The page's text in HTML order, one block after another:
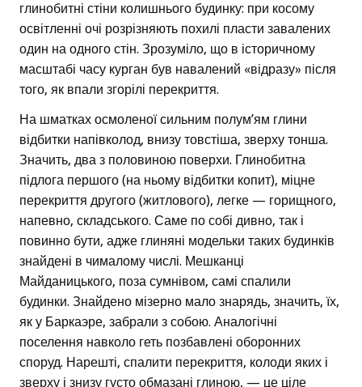
глинобитні стіни колишнього будинку: при косому
освітленні очі розрізняють похилі пласти завалених
один на одного стін. Зрозуміло, що в історичному
масштабі часу курган був навалений «відразу» після
того, як впали згорілі перекриття.
На шматках осмоленої сильним полум’ям глини
відбитки напівколод, внизу товстіша, зверху тонша.
Значить, два з половиною поверхи. Глинобитна
підлога першого (на ньому відбитки копит), міцне
перекриття другого (житлового), легке — горищного,
напевно, складського. Саме по собі дивно, так і
повинно бути, адже глиняні модельки таких будинків
знайдені в чималому числі. Мешканці
Майданицького, поза сумнівом, самі спалили
будинки. Знайдено мізерно мало знарядь, значить, їх,
як у Баркаэре, забрали з собою. Аналогічні
поселення навколо геть позбавлені оборонних
споруд. Нарешті, спалити перекриття, колоди яких і
зверху і знизу густо обмазані глиною, — це ціле